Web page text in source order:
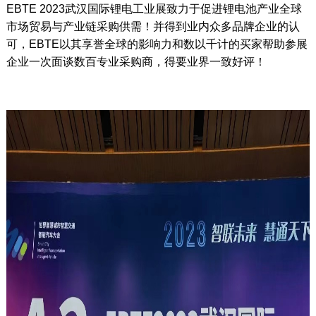
EBTE 2023武汉国际锂电工业展致力于促进锂电池产业全球
市场贸易与产业链采购供需！并得到业内众多品牌企业的认
可，EBTE以其享誉全球的影响力和数以千计的买家帮助参展
企业一次面谈数百专业采购商，得要业界一致好评！